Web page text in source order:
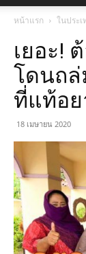
หน้าแรก ในประเ
เยอะ!
โดนถล่
ที่แท้อ
18 เมษายน 2020